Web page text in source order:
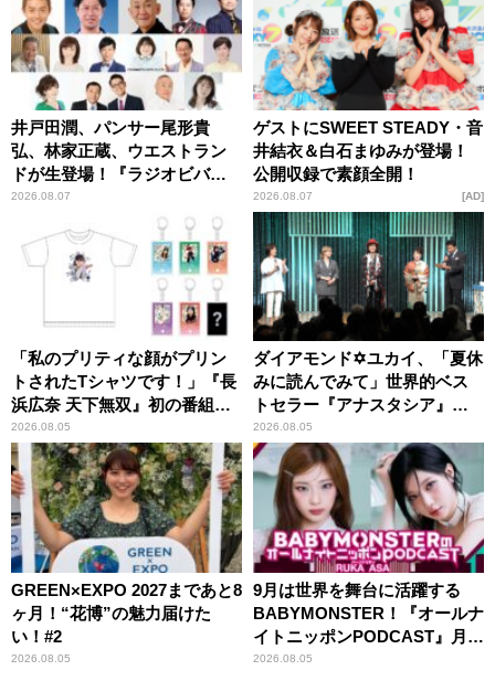
井戸田潤、パンサー尾形貴
弘、林家正蔵、ウエストラン
ドが生登場！『ラジオビバリ
ー昼ズ』
2026.08.07
ゲストにSWEET STEADY・音
井結衣＆白石まゆみが登場！
公開収録で素顔全開！
2026.08.07 AD
「私のプリティな顔がプリン
トされたTシャツです！」『長
浜広奈 天下無双』初の番組グ
ッズ発売
2026.08.05
ダイアモンド✡ユカイ、「夏休
みに読んでみて」世界的ベス
トセラー『アナスタシア』を
紹介
2026.08.05
GREEN×EXPO 2027まであと8
ヶ月！“花博”の魅力届けた
い！#2
2026.08.05
9月は世界を舞台に活躍する
BABYMONSTER！『オールナ
イトニッポンPODCAST』月替
わりパーソナリティ
2026.08.05